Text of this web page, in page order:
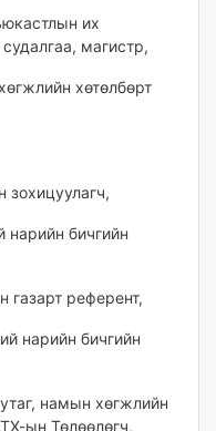
их
магистр,
хөтөлбөрт
бичгийн
референт,
нарийн бичгийн
намын хөгжлийн
ын Төлөөлөгч,